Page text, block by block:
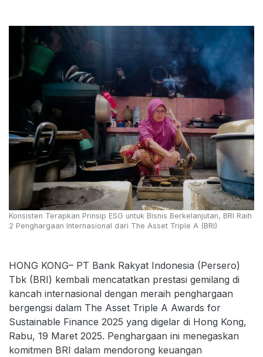
Konsisten Terapkan Prinsip ESG untuk Bisnis Berkelanjutan, BRI Raih
2 Penghargaan Internasional dari The Asset Triple A (BRI)
HONG KONG– PT Bank Rakyat Indonesia (Persero)
Tbk (BRI) kembali mencatatkan prestasi gemilang di
kancah internasional dengan meraih penghargaan
bergengsi dalam The Asset Triple A Awards for
Sustainable Finance 2025 yang digelar di Hong Kong,
Rabu, 19 Maret 2025. Penghargaan ini menegaskan
komitmen BRI dalam mendorong keuangan